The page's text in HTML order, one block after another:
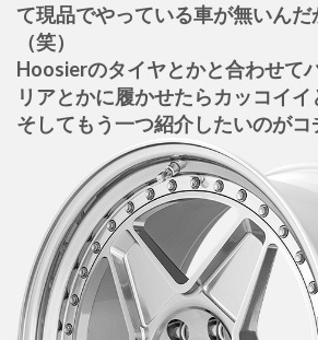
て現品でやっている車が無いん
（笑）
Hoosierのタイヤとかと合わせて
リアとかに履かせたらカッコイイ
そしてもう一つ紹介したいのがコ